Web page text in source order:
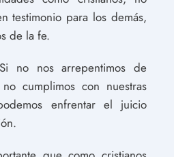
testimonio para los demás,
de la fe.
Si no nos arrepentimos de
cumplimos con nuestras
enfrentar el juicio